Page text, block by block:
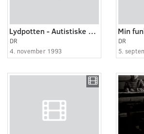
Lydpotten - Autistiske Ole
DR
4. november 1993
Min
DR
5.